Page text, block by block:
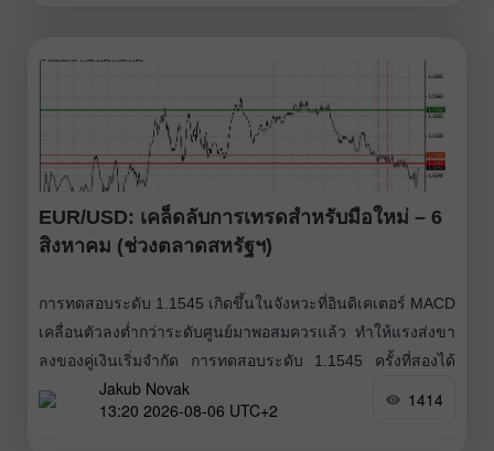
EUR/USD: เคล็ดลับการเทรดสำหรับมือใหม่ – 6
สิงหาคม (ช่วงตลาดสหรัฐฯ)
การทดสอบระดับ 1.1545 เกิดขึ้นในจังหวะที่อินดิเคเตอร์ MACD
เคลื่อนตัวลงต่ำกว่าระดับศูนย์มาพอสมควรแล้ว ทำให้แรงส่งขา
ลงของคู่เงินเริ่มจำกัด การทดสอบระดับ 1.1545 ครั้งที่สองได้
กระตุ้นให้เกิด Buy Scenario หมายเลข 2 แต่ยูโรก็ยังไม่สามารถ
สะสมโมเมนตัมขาขึ้นได้ ชุดข้อมูลเศรษฐกิจที่ออกมาผสมกัน
Jakub Novak
13:20 2026-08-06 UTC+2
1414